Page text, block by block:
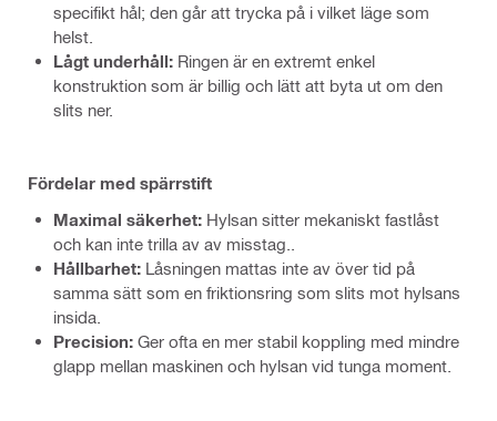
specifikt hål; den går att trycka på i vilket läge som
helst.
Lågt underhåll: Ringen är en extremt enkel
konstruktion som är billig och lätt att byta ut om den
slits ner.
Fördelar med spärrstift
Maximal säkerhet: Hylsan sitter mekaniskt fastlåst
och kan inte trilla av av misstag..
Hållbarhet: Låsningen mattas inte av över tid på
samma sätt som en friktionsring som slits mot hylsans
insida.
Precision: Ger ofta en mer stabil koppling med mindre
glapp mellan maskinen och hylsan vid tunga moment.